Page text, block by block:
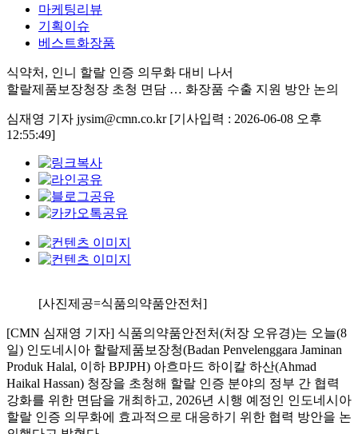
마케팅리뷰
기획이슈
베스트화장품
식약처, 인니 할랄 인증 의무화 대비 나서
할랄제품보장청장 초청 면담 … 화장품 수출 지원 방안 논의
심재영 기자 jysim@cmn.co.kr [기사입력 : 2026-06-08 오후
12:55:49]
[사진제공=식품의약품안전처]
[CMN 심재영 기자] 식품의약품안전처(처장 오유경)는 오늘(8
일) 인도네시아 할랄제품보장청(Badan Penvelenggara Jaminan
Produk Halal, 이하 BPJPH) 아흐마드 하이칼 하산(Ahmad
Haikal Hassan) 청장을 초청해 할랄 인증 분야의 정부 간 협력
강화를 위한 면담을 개최하고, 2026년 시행 예정인 인도네시아
할랄 인증 의무화에 효과적으로 대응하기 위한 협력 방안을 논